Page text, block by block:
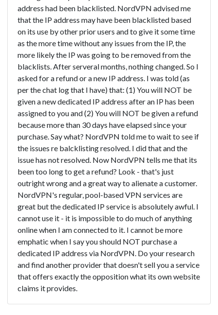
address had been blacklisted. NordVPN advised me
that the IP address may have been blacklisted based
on its use by other prior users and to give it some time
as the more time without any issues from the IP, the
more likely the IP was going to be removed from the
blacklists. After serveral months, nothing changed. So I
asked for a refund or a new IP address. I was told (as
per the chat log that I have) that: (1) You will NOT be
given a new dedicated IP address after an IP has been
assigned to you and (2) You will NOT be given a refund
because more than 30 days have elapsed since your
purchase. Say what? NordVPN told me to wait to see if
the issues re balcklisting resolved. I did that and the
issue has not resolved. Now NordVPN tells me that its
been too long to get a refund? Look - that's just
outright wrong and a great way to alienate a customer.
NordVPN's regular, pool-based VPN services are
great but the dedicated IP service is absolutely awful. I
cannot use it - it is impossible to do much of anything
online when I am connected to it. I cannot be more
emphatic when I say you should NOT purchase a
dedicated IP address via NordVPN. Do your research
and find another provider that doesn't sell you a service
that offers exactly the opposition what its own website
claims it provides.